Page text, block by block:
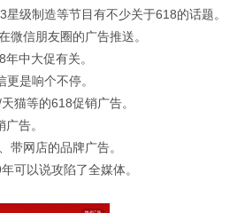
级制造等节目有不少关于618的话题。
微信朋友圈的广告推送。
中大促有关。
是响个不停。
猫等的618促销广告。
告。
带网店的品牌广告。
可以说攻陷了全媒体。